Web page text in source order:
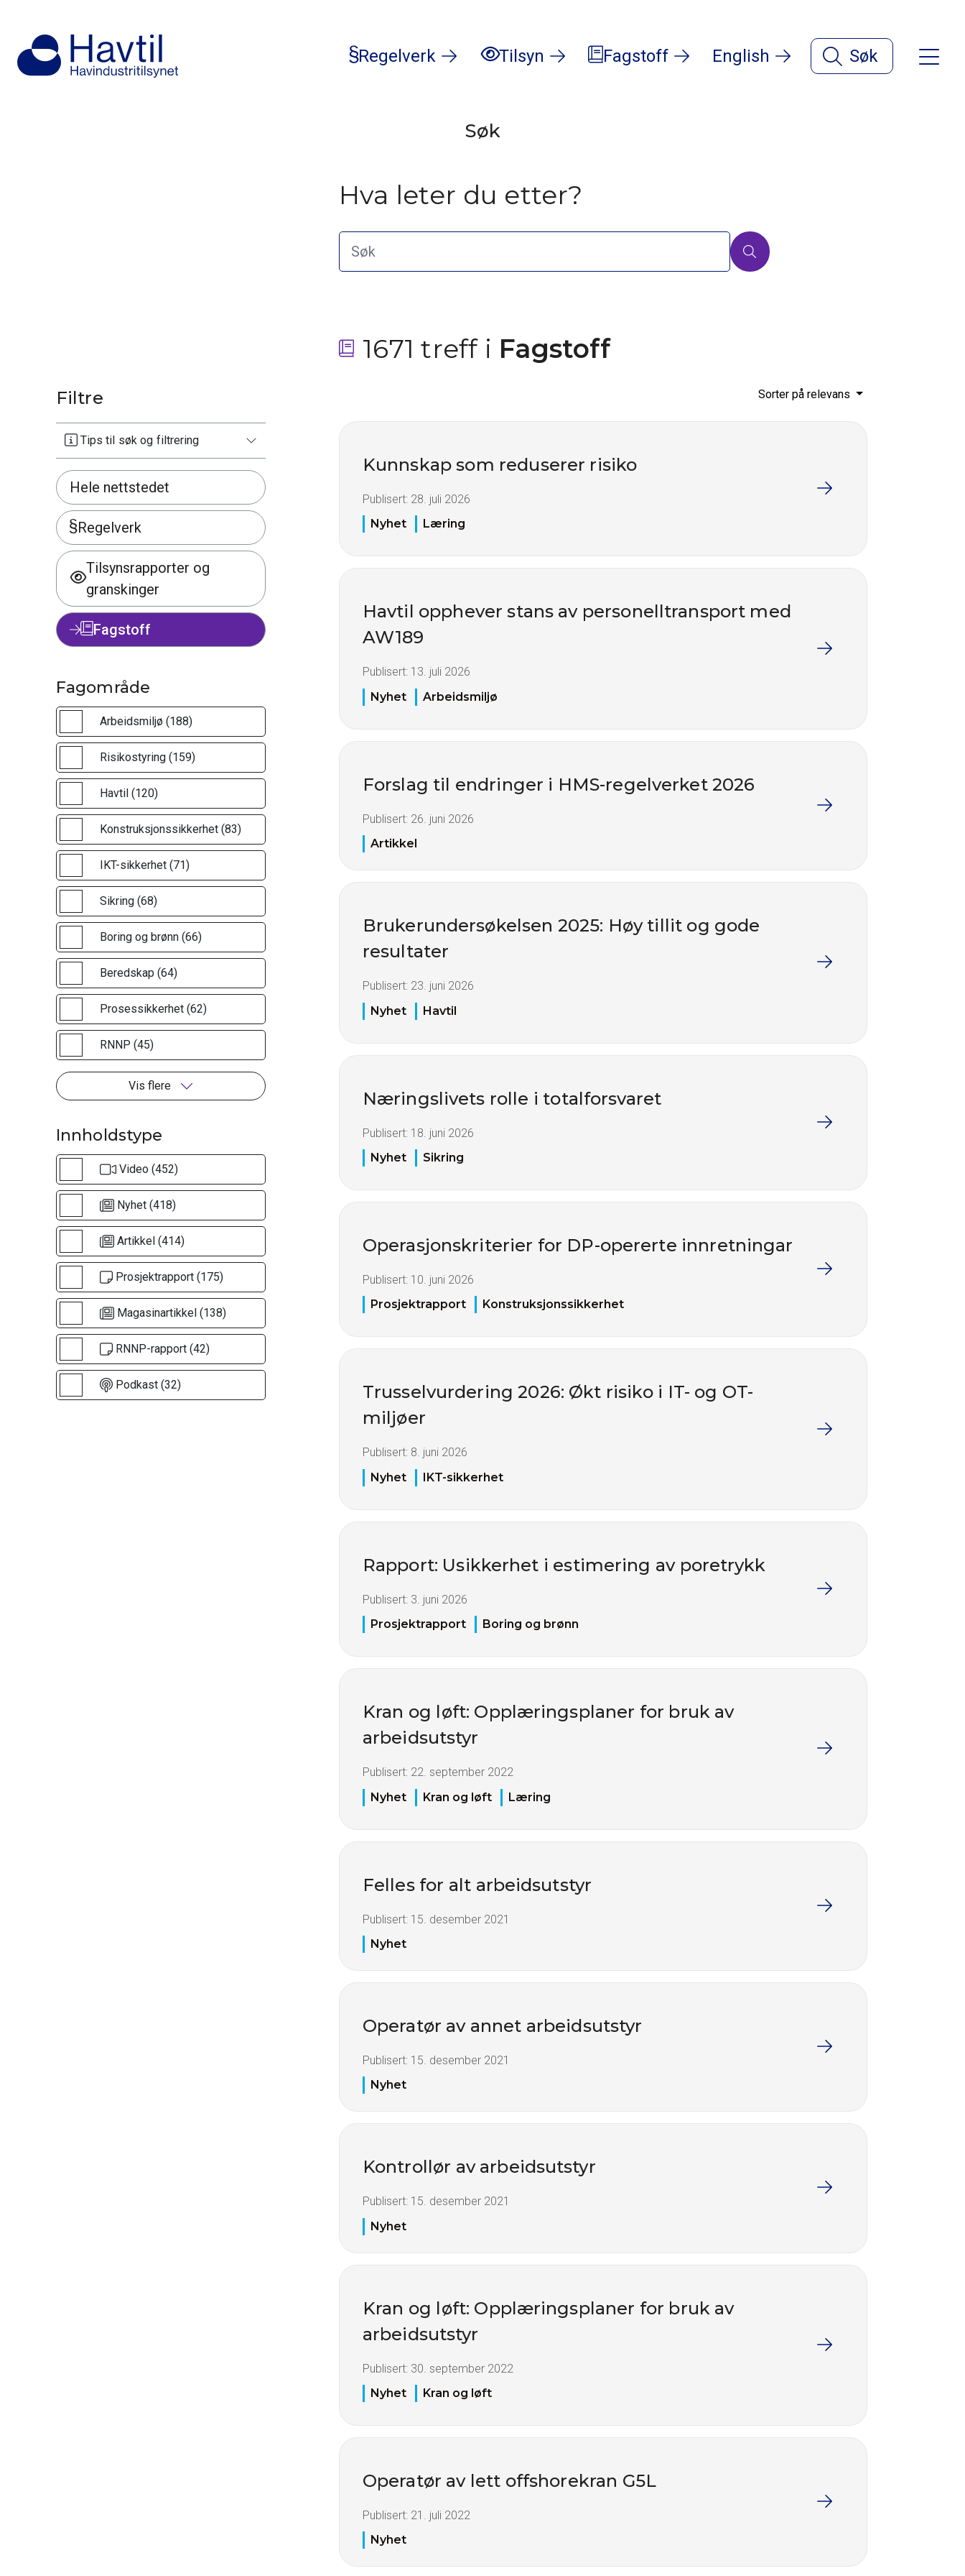
Regelverk Tilsyn Fagstoff English Søk
Søk
Hva leter du etter?
1671 treff i Fagstoff
Filtre
Tips til søk og filtrering
Hele nettstedet
Regelverk
Tilsynsrapporter og
granskinger
Fagstoff
Fagområde
Arbeidsmiljø (188)
Risikostyring (159)
Havtil (120)
Konstruksjonssikkerhet (83)
IKT-sikkerhet (71)
Sikring (68)
Boring og brønn (66)
Beredskap (64)
Prosessikkerhet (62)
RNNP (45)
Vis flere
Innholdstype
Video (452)
Nyhet (418)
Artikkel (414)
Prosjektrapport (175)
Magasinartikkel (138)
RNNP-rapport (42)
Podkast (32)
Sorter på relevans
Kunnskap som reduserer risiko
Publisert: 28. juli 2026
Nyhet
Læring
Havtil opphever stans av personelltransport med
AW189
Publisert: 13. juli 2026
Nyhet
Arbeidsmiljø
Forslag til endringer i HMS-regelverket 2026
Publisert: 26. juni 2026
Artikkel
Brukerundersøkelsen 2025: Høy tillit og gode
resultater
Publisert: 23. juni 2026
Nyhet
Havtil
Næringslivets rolle i totalforsvaret
Publisert: 18. juni 2026
Nyhet
Sikring
Operasjonskriterier for DP-opererte innretningar
Publisert: 10. juni 2026
Prosjektrapport
Konstruksjonssikkerhet
Trusselvurdering 2026: Økt risiko i IT- og OT-
miljøer
Publisert: 8. juni 2026
Nyhet
IKT-sikkerhet
Rapport: Usikkerhet i estimering av poretrykk
Publisert: 3. juni 2026
Prosjektrapport
Boring og brønn
Kran og løft: Opplæringsplaner for bruk av
arbeidsutstyr
Publisert: 22. september 2022
Nyhet
Kran og løft Læring
Felles for alt arbeidsutstyr
Publisert: 15. desember 2021
Nyhet
Operatør av annet arbeidsutstyr
Publisert: 15. desember 2021
Nyhet
Kontrollør av arbeidsutstyr
Publisert: 15. desember 2021
Nyhet
Kran og løft: Opplæringsplaner for bruk av
arbeidsutstyr
Publisert: 30. september 2022
Nyhet
Kran og løft
Operatør av lett offshorekran G5L
Publisert: 21. juli 2022
Nyhet